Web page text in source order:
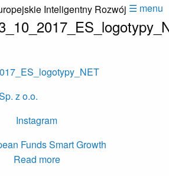
☰ menu
z o.o.
Instagram
Read more